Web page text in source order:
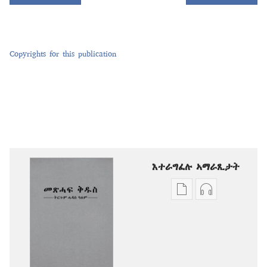
Copyrights for this publication
እተራግፈሉ ኣማራጺታት
ዲጂታዊቅዳሓት